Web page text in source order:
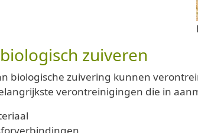
zuiveren
biologische zuivering kunnen
verontreinigingen die in